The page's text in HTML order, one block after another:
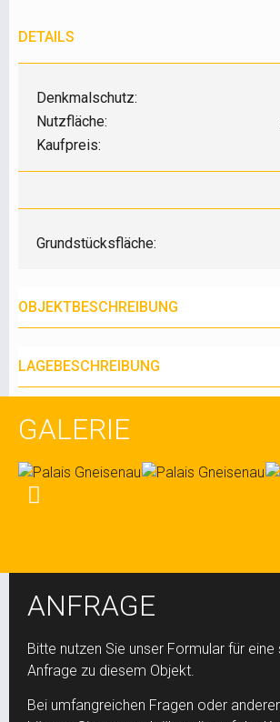
DETAILS
Denkmalschutz:
Nutzfläche:
Kaufpreis:
Grundstücksfläche:
OBJEKTBESCHREIBUNG
LAGEBESCHREIBUNG
GALERIE
ANFRAGE
Bitte nutzen Sie unser Formular für eine
Anfrage zu diesem Objekt.
Bei umfangreichen Fragen oder